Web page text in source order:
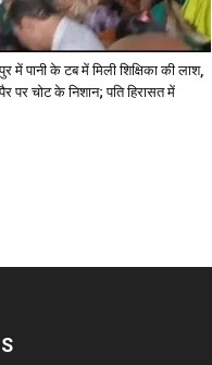
में पानी के टब में मिली शिक्षिका की लाश,
पर चोट के निशान; पति हिरासत में